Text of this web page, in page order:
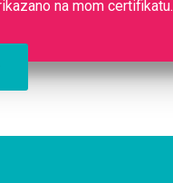
na mom certifikatu.